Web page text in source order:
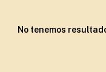
No tenemos